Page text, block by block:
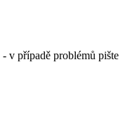
- v případě problémů pište